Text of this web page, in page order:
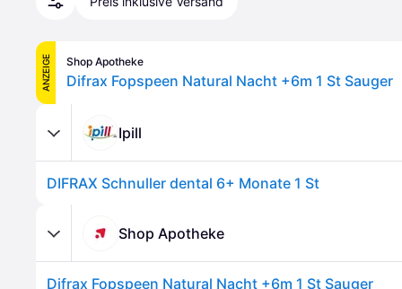
ANZEIGE Shop Apotheke
Difrax Fopspeen Natural Nacht +6m 1 St Sauger
Ipill
DIFRAX Schnuller dental 6+ Monate 1 St
Shop Apotheke
Difrax Fopspeen Natural Nacht +6m 1 St Sauger